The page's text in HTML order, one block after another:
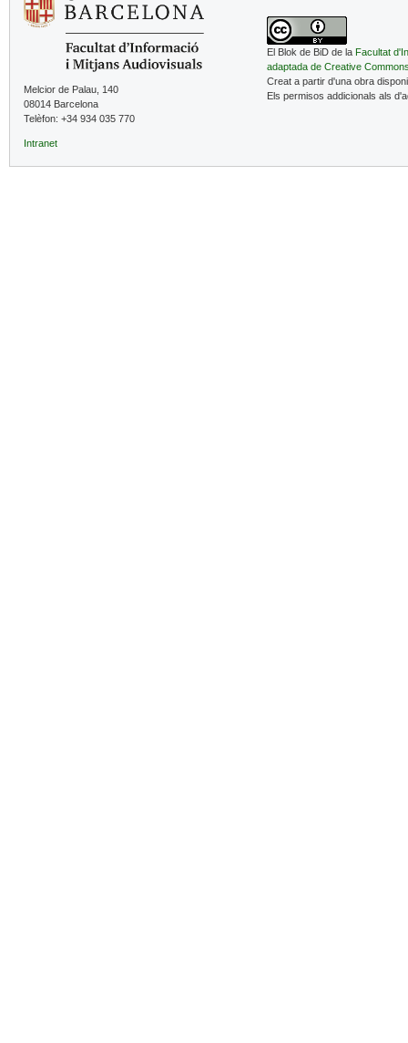
Melcior de Palau, 140
08014 Barcelona
Telèfon: +34 934 035 770
Intranet
El Blok de BiD de la Facultat
adaptada de Creative
Creat a partir d'una obra
Els permisos addicionals als